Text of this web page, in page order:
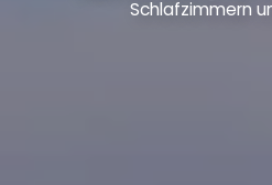
Schlafzimmern